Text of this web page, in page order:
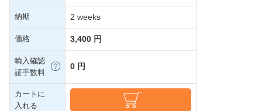
納期 2 weeks
価格 3,400 円
輸入確認
証手数料
0 円
カートに
入れる